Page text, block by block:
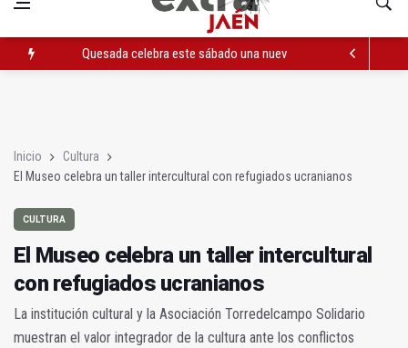
Quesada celebra este sábado una nueva jornada de Orgullo
Inicio
Cultura
El Museo celebra un taller intercultural con refugiados ucranianos
CULTURA
El Museo celebra un taller intercultural
con refugiados ucranianos
La institución cultural y la Asociación Torredelcampo Solidario
muestran el valor integrador de la cultura ante los conflictos